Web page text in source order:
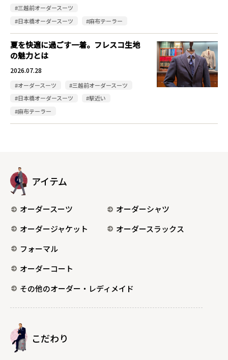
#三越前オーダースーツ
#日本橋オーダースーツ
#麻布テーラー
夏を快適に過ごす一着。フレスコ生地
の魅力とは
2026.07.28
#オーダースーツ
#三越前オーダースーツ
#日本橋オーダースーツ
#駅近い
#麻布テーラー
アイテム
オーダースーツ
オーダーシャツ
オーダージャケット
オーダースラックス
フォーマル
オーダーコート
その他のオーダー・レディメイド
こだわり